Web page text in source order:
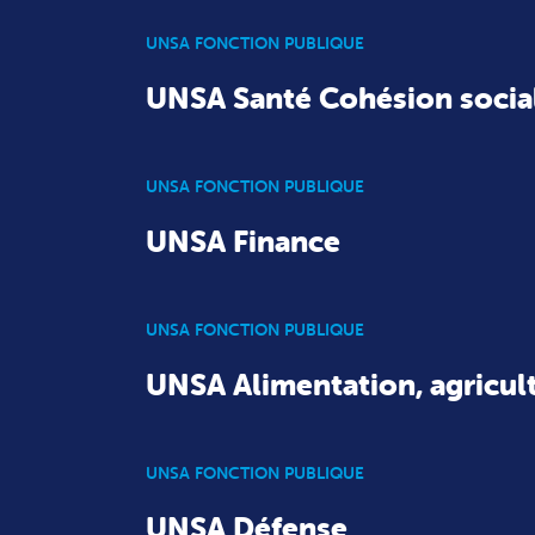
UNSA FONCTION PUBLIQUE
UNSA Santé Cohésion
UNSA FONCTION PUBLIQUE
UNSA Finance
UNSA FONCTION PUBLIQUE
UNSA Alimentation,
UNSA FONCTION PUBLIQUE